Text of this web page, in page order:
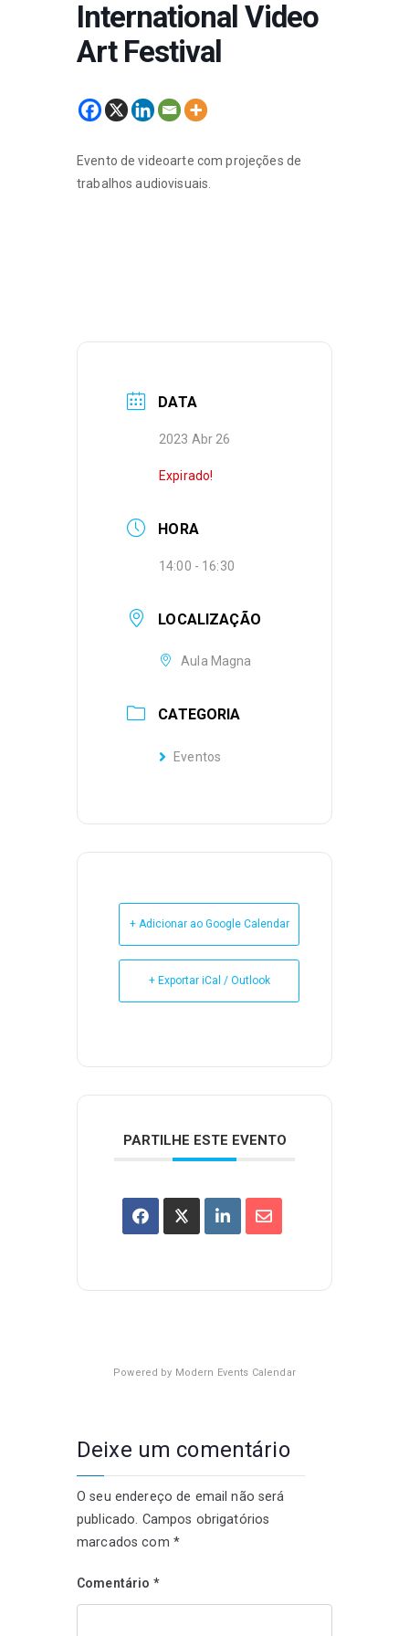
International Video
Art Festival
Evento de videoarte com projeções de
trabalhos audiovisuais.
DATA
2023 Abr 26
Expirado!
HORA
14:00 - 16:30
LOCALIZAÇÃO
Aula Magna
CATEGORIA
Eventos
+ Adicionar ao Google Calendar
+ Exportar iCal / Outlook
PARTILHE ESTE EVENTO
Powered by Modern Events Calendar
Deixe um comentário
O seu endereço de email não será
publicado. Campos obrigatórios
marcados com *
Comentário *